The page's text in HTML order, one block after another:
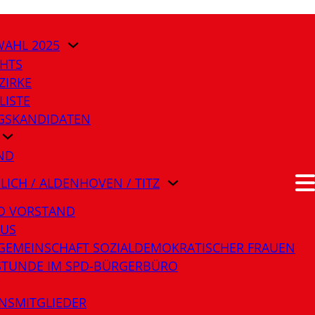
2025
/ ALDENHOVEN / TITZ
VORSTAND
SOZIALDEMOKRATISCHER FRAUEN
IM SPD-BÜRGERBÜRO